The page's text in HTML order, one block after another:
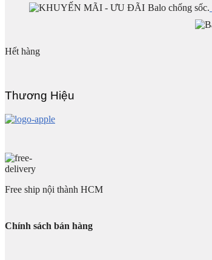
Balo chống sốc.
Hết hàng
Thương Hiệu
Free ship nội thành HCM
Chính sách bán hàng